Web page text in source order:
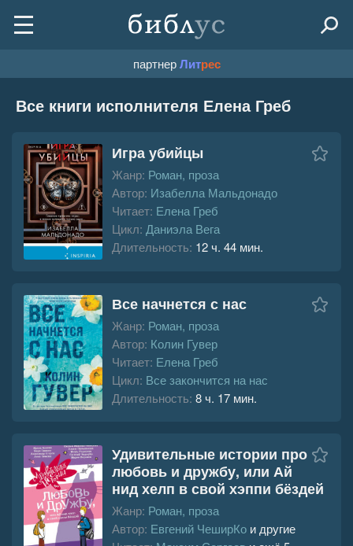
партнерЛитрес
Все книги исполнителя Елена Греб
Игра убийцы
Жанр: Роман, проза
Автор: Изабелла Мальдонадо
Читает: Елена Греб
Цикл: Даниэла Вега
Длительность: 12 ч. 44 мин.
Все начнется с нас
Жанр: Роман, проза
Автор: Колин Гувер
Читает: Елена Греб
Цикл: Все закончится на нас
Длительность: 8 ч. 17 мин.
Удивительные истории про
любовь и дружбу, или Ай
нид хелп в свой хэппи бёздей
Жанр: Роман, проза
Автор: Евгений ЧеширКо и другие